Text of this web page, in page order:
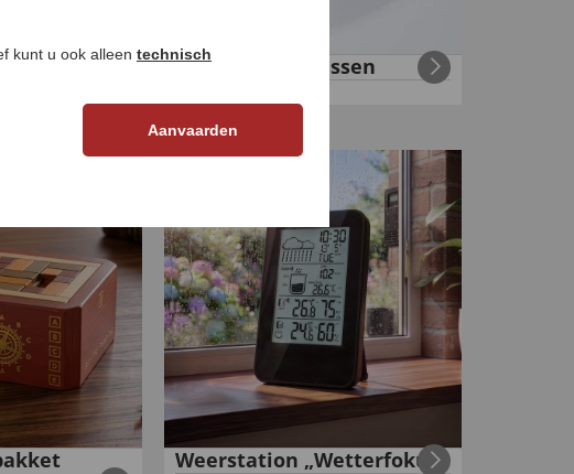
in
Draaibaar zitkussen
Weerstation „Wetterfokus“
kunt u ook alleen technisch
Aanvaarden